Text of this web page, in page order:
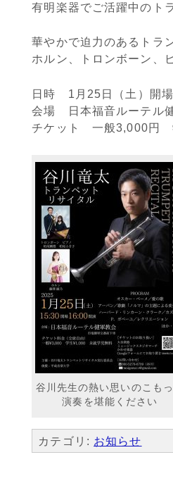
有明楽器でご活躍中のト
華やかで迫力のあるトラ
ホルン、トロンボーン、
日時 1月25日（土）開
会場 日本福音ルーテル
チケット 一般3,000円
谷川先生の熱い思いのこも
演奏を堪能ください
カテゴリ: お知らせ